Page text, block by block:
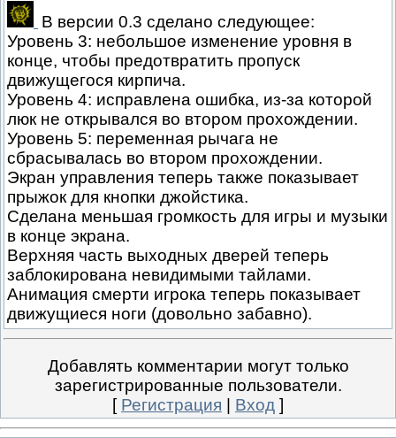
В версии 0.3 сделано следующее:
Уровень 3: небольшое изменение уровня в
конце, чтобы предотвратить пропуск
движущегося кирпича.
Уровень 4: исправлена ошибка, из-за которой
люк не открывался во втором прохождении.
Уровень 5: переменная рычага не
сбрасывалась во втором прохождении.
Экран управления теперь также показывает
прыжок для кнопки джойстика.
Сделана меньшая громкость для игры и музыки
в конце экрана.
Верхняя часть выходных дверей теперь
заблокирована невидимыми тайлами.
Анимация смерти игрока теперь показывает
движущиеся ноги (довольно забавно).
Добавлять комментарии могут только
зарегистрированные пользователи.
[ Регистрация Вход ]